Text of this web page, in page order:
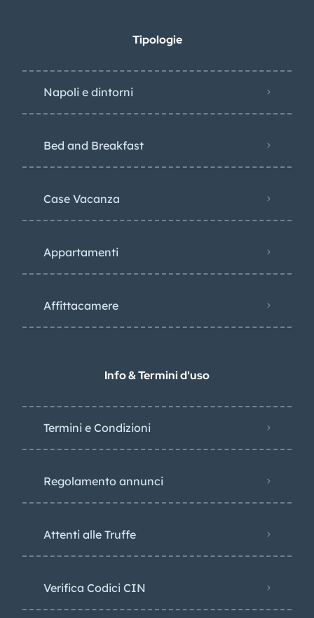
Tipologie
Napoli e dintorni
Bed and Breakfast
Case Vacanza
Appartamenti
Affittacamere
Info & Termini d'uso
Termini e Condizioni
Regolamento annunci
Attenti alle Truffe
Verifica Codici CIN